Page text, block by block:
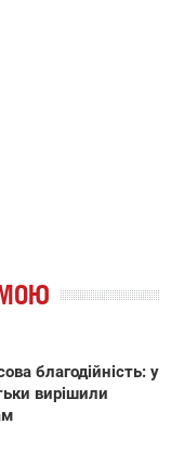
благодійність: у
вирішили